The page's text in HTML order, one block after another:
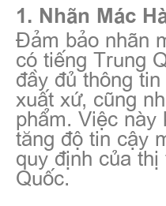
1. Nhãn Mác
Đảm bảo nhãn
có tiếng Trung
đầy đủ thông
xuất xứ, cũng
phẩm. Việc này
tăng độ tin cậy
quy định của
Quốc.